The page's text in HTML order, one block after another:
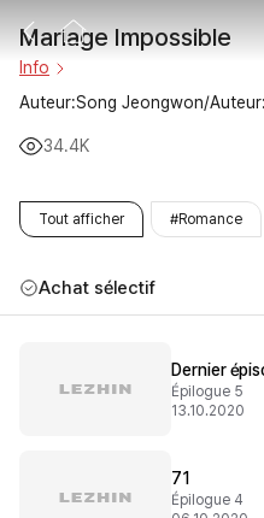
Mariage Impossible
Info
Auteur:Song Jeongwon/
34.4K
Tout afficher #Romance
Achat sélectif
Dernier
Épilogue 5
13.10.2020
71
Épilogue 4